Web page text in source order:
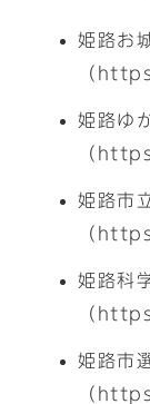
姫路お
（
姫路ゆ
（
姫路市
（
姫路科
（
姫路市
（